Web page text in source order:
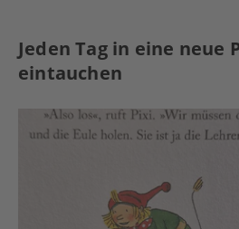
Jeden Tag in eine neue
eintauchen